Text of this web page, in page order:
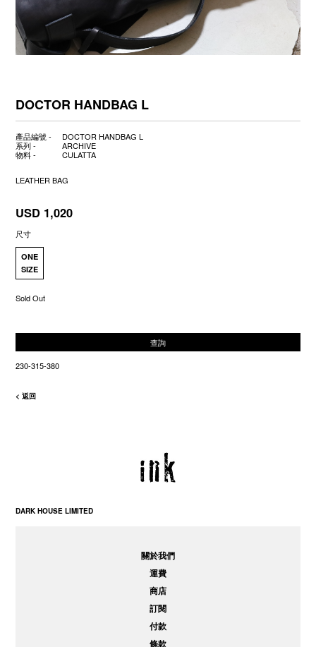
DOCTOR HANDBAG L
產品編號 -
DOCTOR HANDBAG L
系列 -
ARCHIVE
物料 -
CULATTA
LEATHER BAG
USD 1,020
尺寸
ONE
SIZE
Sold Out
查詢
230-315-380
< 返回
DARK HOUSE LIMITED
關於我們
運費
商店
訂閱
付款
條款